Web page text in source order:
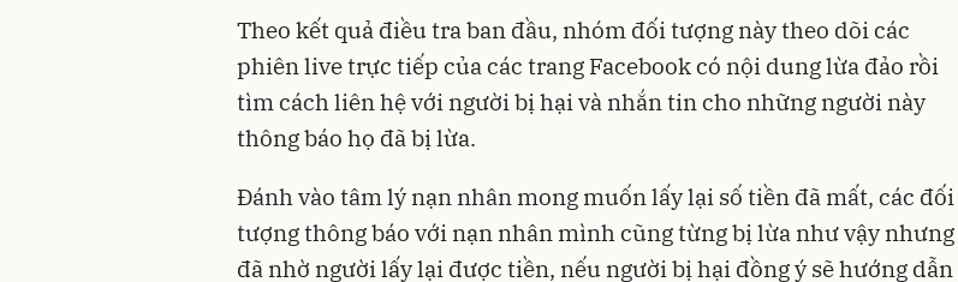
Theo kết quả điều tra ban đầu, nhóm đối tượng này theo dõi các
phiên live trực tiếp của các trang Facebook có nội dung lừa đảo rồi
tìm cách liên hệ với người bị hại và nhắn tin cho những người này
thông báo họ đã bị lừa.
Đánh vào tâm lý nạn nhân mong muốn lấy lại số tiền đã mất, các đối
tượng thông báo với nạn nhân mình cũng từng bị lừa như vậy nhưng
đã nhờ người lấy lại được tiền, nếu người bị hại đồng ý sẽ hướng dẫn